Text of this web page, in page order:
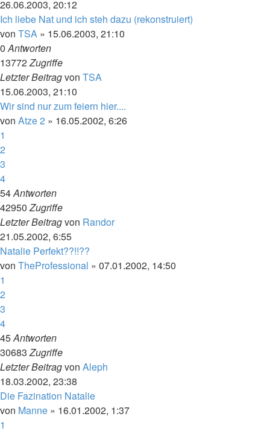
26.06.2003, 20:12
Ich liebe Nat und ich steh dazu (rekonstruiert)
von TSA » 15.06.2003, 21:10
0Antworten
13772Zugriffe
Letzter Beitragvon TSA
15.06.2003, 21:10
Wir sind nur zum feiern hier....
von Atze 2 » 16.05.2002, 6:26
1
2
3
4
54Antworten
42950Zugriffe
Letzter Beitragvon Randor
21.05.2002, 6:55
Natalie Perfekt??!!??
von TheProfessional » 07.01.2002, 14:50
1
2
3
4
45Antworten
30683Zugriffe
Letzter Beitragvon Aleph
18.03.2002, 23:38
Die Fazination Natalie
von Manne » 16.01.2002, 1:37
1